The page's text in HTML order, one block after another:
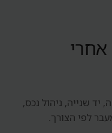
יד שנייה, ניהול נכס,
לפי הצורך.